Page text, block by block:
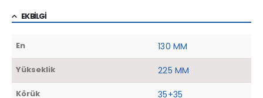
EK BILGI
En 130 MM
Yükseklik 225 MM
Körük 35+35